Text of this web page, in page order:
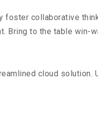
collaborative
Bring to the table win-
cloud solution.